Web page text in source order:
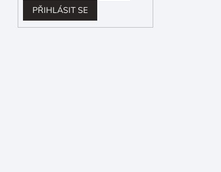
PŘIHLÁSIT SE